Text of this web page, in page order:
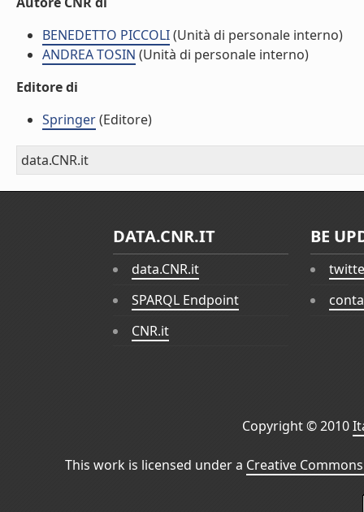
BENEDETTO PICCOLI(Unità di personale interno)
ANDREA TOSIN (Unità di personale interno)
Editore di
Springer(Editore)
data.CNR.it
DATA.CNR.IT
data.CNR.it
SPARQL Endpoint
CNR.it
BE
Copyright © 2010
This work is licensed under a Creative